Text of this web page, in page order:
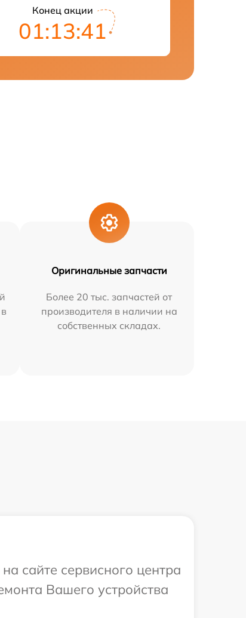
Конец акции
01:13:41
Оригинальные запчасти
Более 20 тыс. запчастей от
производителя в наличии на
собственных складах.
сайте сервисного центра
Вашего устройства